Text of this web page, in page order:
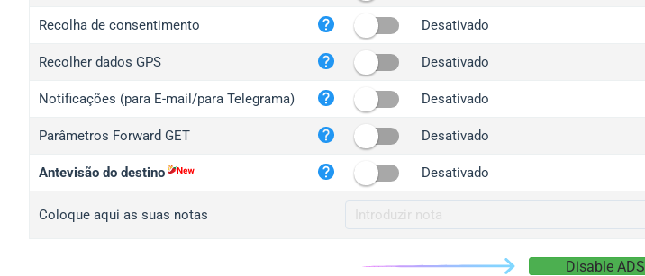
ed.tc
iplogger.com
iplogger.co
2no.co
yip.su
iplogger.info
Recolha de consentimento Desativado
Recolher dados GPS Desativado
Notificações (para E-mail/para Telegrama) Desativado
Parâmetros Forward GET Desativado
Antevisão do destino Desativado
Coloque aqui as suas notas
Disable ADS